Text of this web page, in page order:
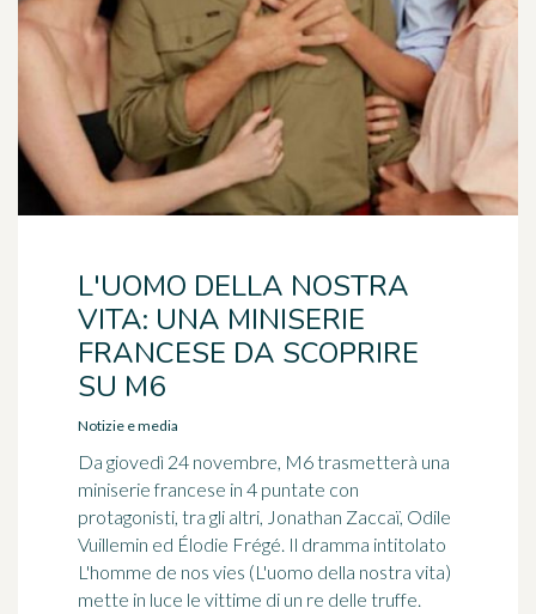
L'UOMO DELLA NOSTRA
VITA: UNA MINISERIE
FRANCESE DA SCOPRIRE
SU M6
Notizie e media
Da giovedì 24 novembre, M6 trasmetterà una
miniserie francese in 4 puntate con
protagonisti, tra gli altri, Jonathan Zaccaï, Odile
Vuillemin ed Élodie Frégé. Il dramma intitolato
L'homme de nos vies (L'uomo della nostra vita)
mette in luce le vittime di un re delle truffe.